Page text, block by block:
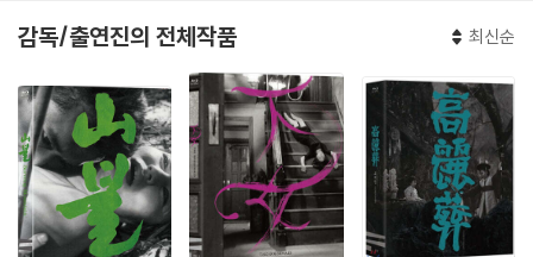
감독/출연진의 전체작품 최신순